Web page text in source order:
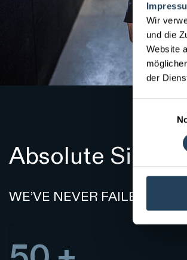
Wir
und die
Website
der
Absolute
WE’VE NEVER FAILED